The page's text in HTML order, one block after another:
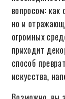
вопросом:
но и
огромных
приходит
способ
искусства,